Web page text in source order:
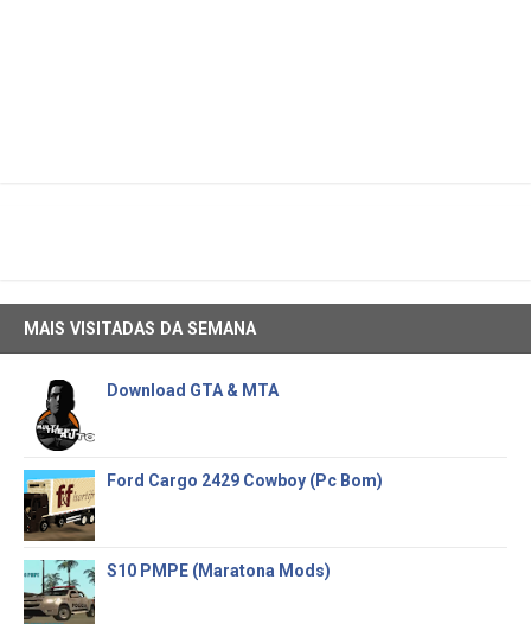
MAIS VISITADAS DA SEMANA
Download GTA & MTA
Ford Cargo 2429 Cowboy (Pc Bom)
S10 PMPE (Maratona Mods)